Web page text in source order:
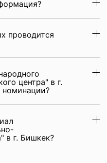
проводится
центра" в г.
номинации?
в г. Бишкек?